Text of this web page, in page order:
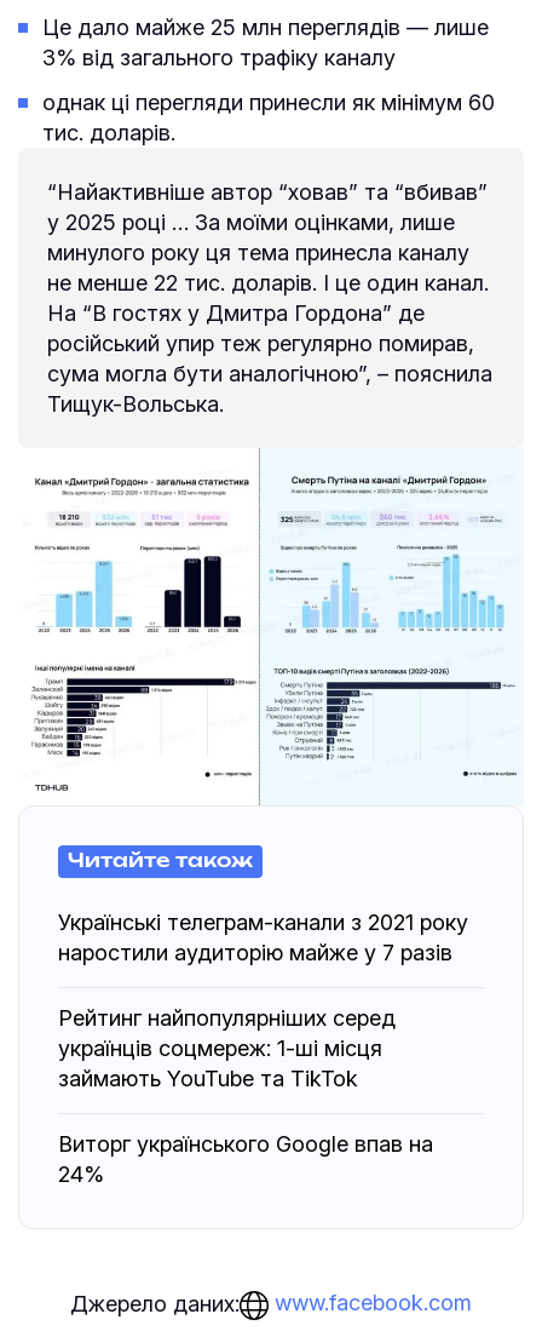
Це дало майже 25 млн переглядів — лише
3% від загального трафіку каналу
однак ці перегляди принесли як мінімум 60
тис. доларів.
“Найактивніше автор “ховав” та “вбивав”
у 2025 році … За моїми оцінками, лише
минулого року ця тема принесла каналу
не менше 22 тис. доларів. І це один канал.
На “В гостях у Дмитра Гордона” де
російський упир теж регулярно помирав,
сума могла бути аналогічною”, – пояснила
Тищук-Вольська.
Читайте також
Українські телеграм-канали з 2021 року
наростили аудиторію майже у 7 разів
Рейтинг найпопулярніших серед
українців соцмереж: 1-ші місця
займають YouTube та TikTok
Виторг українського Google впав на
24%
Джерело даних: www.facebook.com